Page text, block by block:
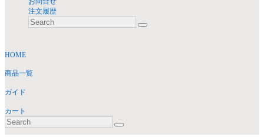
注文履歴
HOME
商品一覧
ガイド
カート